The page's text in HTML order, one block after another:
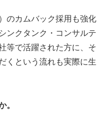
のカムバック採用も強化
ンクタンク・コンサルテ
等で活躍された方に、そ
くという流れも実際に生